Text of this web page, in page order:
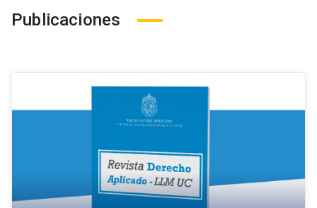
Publicaciones